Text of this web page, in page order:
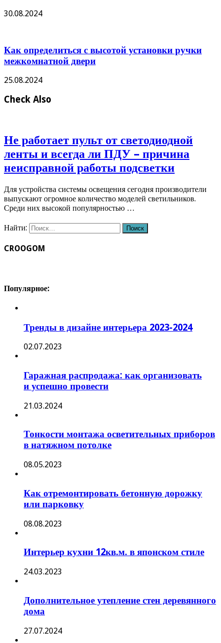
30.08.2024
Как определиться с высотой установки ручки
межкомнатной двери
25.08.2024
Check Also
Не работает пульт от светодиодной
ленты и всегда ли ПДУ – причина
неисправной работы подсветки
Для устройства системы освещения сегодня производители
выпускают огромное количество моделей светильников.
Среди них высокой популярностью …
Найти:
CROOGOM
Популярное:
Тренды в дизайне интерьера 2023-2024
02.07.2023
Гаражная распродажа: как организовать
и успешно провести
21.03.2024
Тонкости монтажа осветительных приборов
в натяжном потолке
08.05.2023
Как отремонтировать бетонную дорожку
или парковку
08.08.2023
Интерьер кухни 12кв.м. в японском стиле
24.03.2023
Дополнительное утепление стен деревянного
дома
27.07.2024